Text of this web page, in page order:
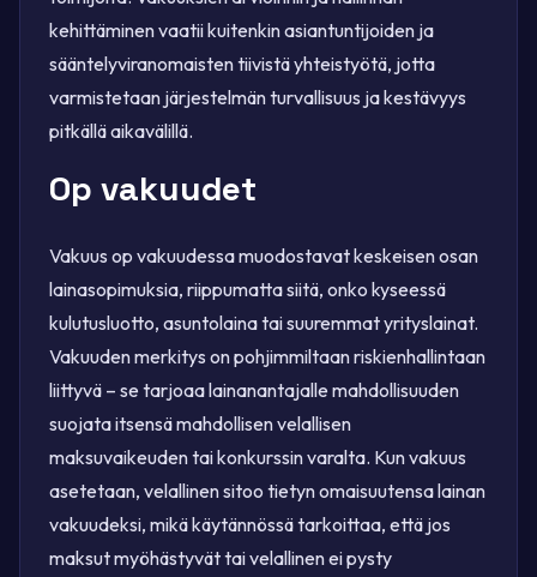
kehittäminen vaatii kuitenkin asiantuntijoiden ja
sääntelyviranomaisten tiivistä yhteistyötä, jotta
varmistetaan järjestelmän turvallisuus ja kestävyys
pitkällä aikavälillä.
Op vakuudet
Vakuus op vakuudessa muodostavat keskeisen osan
lainasopimuksia, riippumatta siitä, onko kyseessä
kulutusluotto, asuntolaina tai suuremmat yrityslainat.
Vakuuden merkitys on pohjimmiltaan riskienhallintaan
liittyvä – se tarjoaa lainanantajalle mahdollisuuden
suojata itsensä mahdollisen velallisen
maksuvaikeuden tai konkurssin varalta. Kun vakuus
asetetaan, velallinen sitoo tietyn omaisuutensa lainan
vakuudeksi, mikä käytännössä tarkoittaa, että jos
maksut myöhästyvät tai velallinen ei pysty